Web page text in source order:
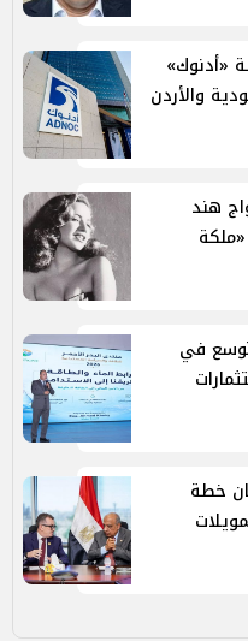
«أدنوك»
والأردن
هند
في
خطة